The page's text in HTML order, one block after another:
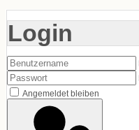
Login
Angemeldet bleiben